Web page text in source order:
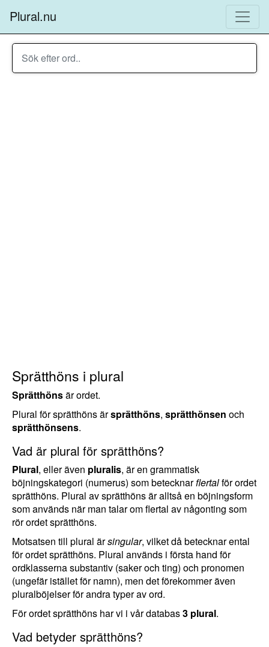
Plural.nu
Sprätthöns i plural
Sprätthönsär ordet.
Plural för sprätthöns ärsprätthöns, sprätthönsen och
sprätthönsens.
Vad är plural för sprätthöns?
Plural, eller även pluralis, är en grammatisk
böjningskategori (numerus) som betecknarflertalför ordet
sprätthöns. Plural av sprätthöns är alltså en böjningsform
som används när man talar om flertal av någonting som
rör ordet sprätthöns.
Motsatsen till plural ärsingular, vilket då betecknar ental
för ordet sprätthöns. Plural används i första hand för
ordklasserna substantiv (saker och ting) och pronomen
(ungefär istället för namn), men det förekommer även
pluralböjelser för andra typer av ord.
För ordet sprätthöns har vi i vår databas3 plural.
Vad betyder sprätthöns?